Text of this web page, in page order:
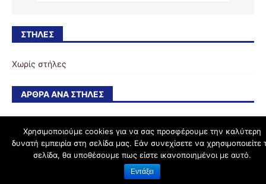
ΣΤΉΛΕΣ
Χωρίς στήλες
ΆΡΘΡΑ ΑΝΆ ΣΤΉΛΕΣ
schoolpress.sch.gr
Όροι Χρήσης schoolpress.sch.gr|Δήλωση προσβασιμότητας
Χρησιμοποιούμε cookies για να σας προσφέρουμε την καλύτερη
δυνατή εμπειρία στη σελίδα μας. Εάν συνεχίσετε να χρησιμοποιείτε
σελίδα, θα υποθέσουμε πως είστε ικανοποιημένοι με αυτό.
Εντάξει